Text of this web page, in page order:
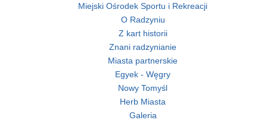
Miejski Ośrodek Sportu i Rekreacji
O Radzyniu
Z kart historii
Znani radzynianie
Miasta partnerskie
Egyek - Węgry
Nowy Tomyśl
Herb Miasta
Galeria